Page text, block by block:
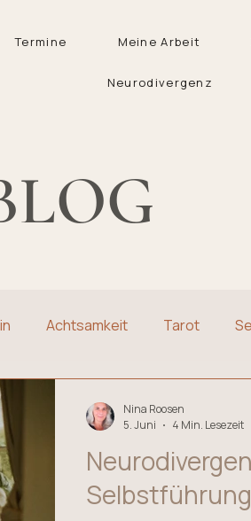
Termine Meine Arbeit
Neurodivergenz
Achtsamkeit Tarot
Nina Roosen
5. Juni
4 Min. Lesezeit